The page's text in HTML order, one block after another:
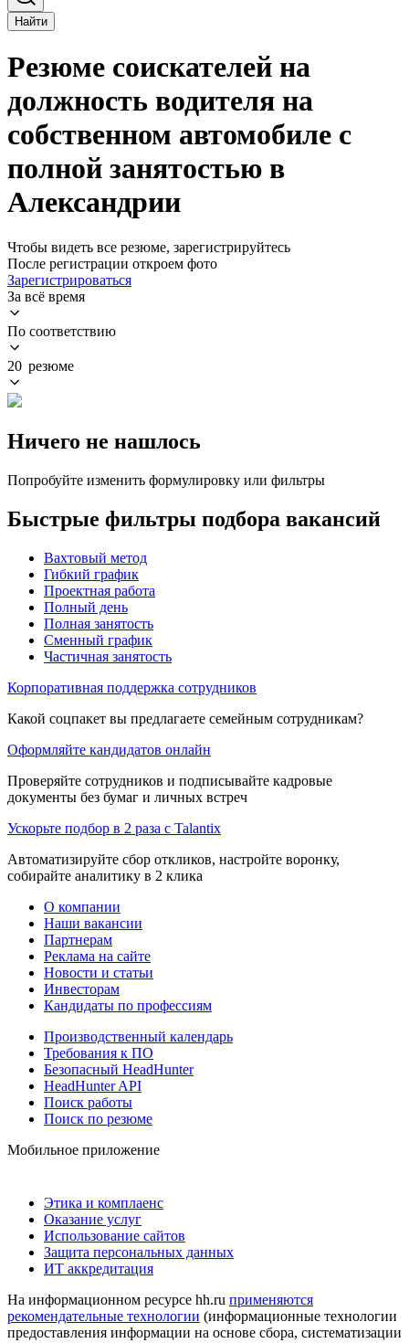
Найти
Резюме соискателей на
должность водителя на
собственном автомобиле с
полной занятостью в
Александрии
Чтобы видеть все резюме, зарегистрируйтесь
После регистрации откроем фото
Зарегистрироваться
За всё время
По соответствию
20 резюме
Ничего не нашлось
Попробуйте изменить формулировку или фильтры
Быстрые фильтры подбора вакансий
Вахтовый метод
Гибкий график
Проектная работа
Полный день
Полная занятость
Сменный график
Частичная занятость
Корпоративная поддержка сотрудников
Какой соцпакет вы предлагаете семейным сотрудникам?
Оформляйте кандидатов онлайн
Проверяйте сотрудников и подписывайте кадровые
документы без бумаг и личных встреч
Ускорьте подбор в 2 раза с Talantix
Автоматизируйте сбор откликов, настройте воронку,
собирайте аналитику в 2 клика
О компании
Наши вакансии
Партнерам
Реклама на сайте
Новости и статьи
Инвесторам
Кандидаты по профессиям
Производственный календарь
Требования к ПО
Безопасный HeadHunter
HeadHunter API
Поиск работы
Поиск по резюме
Мобильное приложение
Этика и комплаенс
Оказание услуг
Использование сайтов
Защита персональных данных
ИТ аккредитация
На информационном ресурсе hh.ru применяются
рекомендательные технологии (информационные технологии
предоставления информации на основе сбора, систематизации